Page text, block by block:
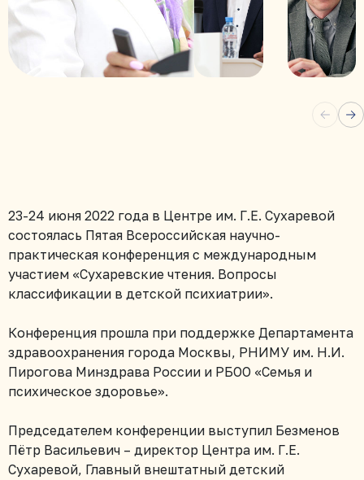
23-24 июня 2022 года в Центре им. Г.Е. Сухаревой
состоялась Пятая Всероссийская научно-
практическая конференция с международным
участием «Сухаревские чтения. Вопросы
классификации в детской психиатрии».
Конференция прошла при поддержке Департамента
здравоохранения города Москвы, РНИМУ им. Н.И.
Пирогова Минздрава России и РБОО «Семья и
психическое здоровье».
Председателем конференции выступил Безменов
Пётр Васильевич – директор Центра им. Г.Е.
Сухаревой, Главный внештатный детский